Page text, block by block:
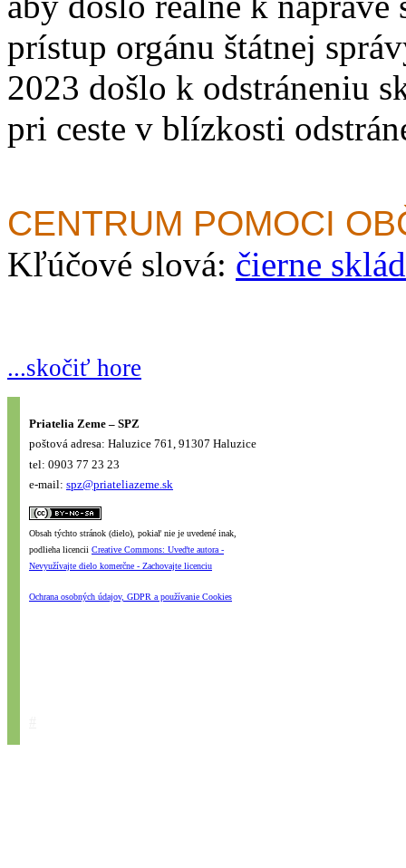
prístup orgánu štátnej
2023 došlo k odstráneniu
pri ceste v blízkosti
CENTRUM POMOCI
Kľúčové slová: čierne
...skočiť hore
Priatelia Zeme – SPZ
poštová adresa: Haluzice 761, 91307 Haluzice
tel: 0903 77 23 23
e-mail: spz@priateliazeme.sk
Obsah týchto stránok (dielo), pokiaľ nie je uvedené inak,
podlieha licencii Creative Commons: Uveďte autora -
Nevyužívajte dielo komerčne - Zachovajte licenciu
Ochrana osobných údajov, GDPR a používanie Cookies